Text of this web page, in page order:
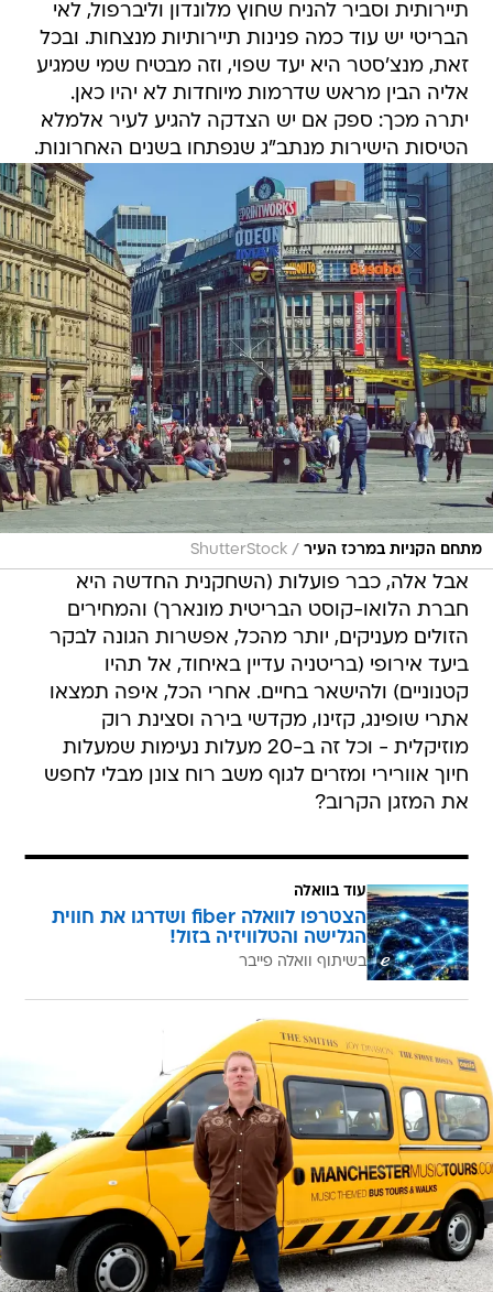
תיירותית וסביר להניח שחוץ מלונדון וליברפול, לאי
הבריטי יש עוד כמה פנינות תיירותיות מנצחות. ובכל
זאת, מנצ'סטר היא יעד שפוי, וזה מבטיח שמי שמגיע
אליה הבין מראש שדרמות מיוחדות לא יהיו כאן.
יתרה מכך: ספק אם יש הצדקה להגיע לעיר אלמלא
הטיסות הישירות מנתב"ג שנפתחו בשנים האחרונות.
מתחם הקניות במרכז העיר /
ShutterStock
אבל אלה, כבר פועלות (השחקנית החדשה היא
חברת הלואו-קוסט הבריטית מונארך) והמחירים
הזולים מעניקים, יותר מהכל, אפשרות הגונה לבקר
ביעד אירופי (בריטניה עדיין באיחוד, אל תהיו
קטנוניים) ולהישאר בחיים. אחרי הכל, איפה תמצאו
אתרי שופינג, קזינו, מקדשי בירה וסצינת רוק
מוזיקלית - וכל זה ב-20 מעלות נעימות שמעלות
חיוך אוורירי ומזרים לגוף משב רוח צונן מבלי לחפש
את המזגן הקרוב?
עוד בוואלה
הצטרפו לוואלה fiber ושדרגו את חווית
הגלישה והטלוויזיה בזול!
בשיתוף וואלה פייבר